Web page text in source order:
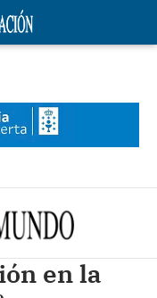
en la